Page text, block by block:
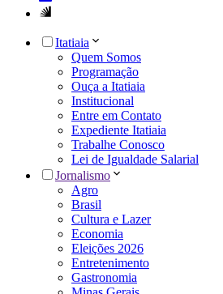
Itatiaia
Quem Somos
Programação
Ouça a Itatiaia
Institucional
Entre em Contato
Expediente Itatiaia
Trabalhe Conosco
Lei de Igualdade Salarial
Jornalismo
Agro
Brasil
Cultura e Lazer
Economia
Eleições 2026
Entretenimento
Gastronomia